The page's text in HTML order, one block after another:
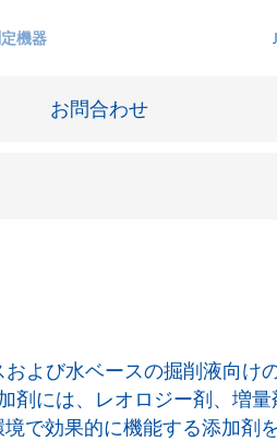
機器
お問合わせ
防食および船舶塗料
オイル&ガス分野
および水ベースの掘削液向け
剤には、レオロジー剤、増
で効果的に機能する添加剤